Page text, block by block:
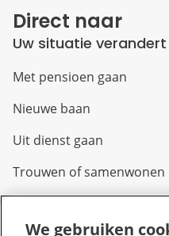
Direct naar
Uw situatie verandert
Met pensioen gaan
Nieuwe baan
Uit dienst gaan
Trouwen of samenwonen
We gebruiken